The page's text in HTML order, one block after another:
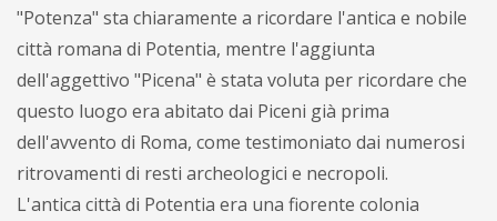
"Potenza" sta chiaramente a ricordare l'antica e nobile
città romana di Potentia, mentre l'aggiunta
dell'aggettivo "Picena" è stata voluta per ricordare che
questo luogo era abitato dai Piceni già prima
dell'avvento di Roma, come testimoniato dai numerosi
ritrovamenti di resti archeologici e necropoli.
L'antica città di Potentia era una fiorente colonia